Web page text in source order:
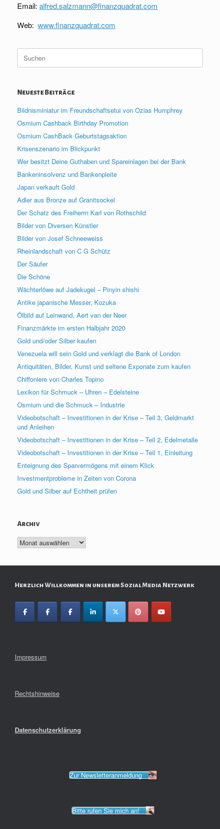
Email: alfred.salzmann@finanzquadrat.com
Web: www.finanzquadrat.com
nach:
Neueste Beiträge
Bildnisminiatur im Freundschaftsetui von Ozias Humphrey
Osmium Cashback Birthday Promotion
Osmium CashBack Geburtstagsaktion
Krisenszenario im Blickpunkt
Wer besitzt Deine Guthaben und Spareinlagen bei der Bank
Bankeninsolvenz und Bankenpleite
Japan verkauft Gold
Adler aus Bronze auf Granitsockel
Der Schatz des Freiherrn Karl von Rothschild
Bilder von Diversen Künstler
Bilder von Josef Schneeweiss
Rheinlandschaft von C G Schütz
Der Säufer
Die Schöne
Wächterlöwe auf Jadekugel – Pinyin shishi
Antike japanische Messer, Kozuka
Ölbild auf Leinwand, Aert van der Neer
Finanzmärkte im ersten Halbjahr 2020
Gold und/oder Silber kaufen
Venezuela will sein Gold und verklagt die Bank of London
Antiquitäten, Bilder, Kunst und seltene Exponate zum kaufen
Chiffoniere von Charles Topino
Lexikon für Schmuck – Uhren – Edelsteine
Osmium und die Schmuck – Industrie
Videobotschaft – Investitionen in der Krise – Teil 3, Geldmarkt
und Anleihen
Videobotschaft – Investitionen in der Krise – Teil 2, Edelmetalle
Videobotschaft – Investitionen in der Krise – Teil 1, Einleitung
Enteignung des Sparvermögens mit einem Klick
Investmentprobleme in Zeiten von Corona
Gold und Silber auf Echtheit prüfen
Archiv
Archiv
Herzlich Willkommen in unserem Sozial Media Netzwerk
Impressum
Rechtshinweise
Datenschutzerklärung
Zur Newsletteranmeldung
Bitte rufen Sie mich an!